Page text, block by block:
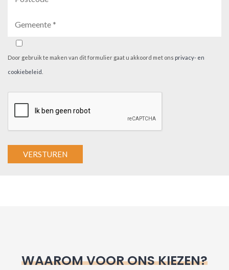
Door gebruik te maken van dit formulier gaat u akkoord met ons privacy- en
cookiebeleid
WAAROM VOOR ONS KIEZEN?